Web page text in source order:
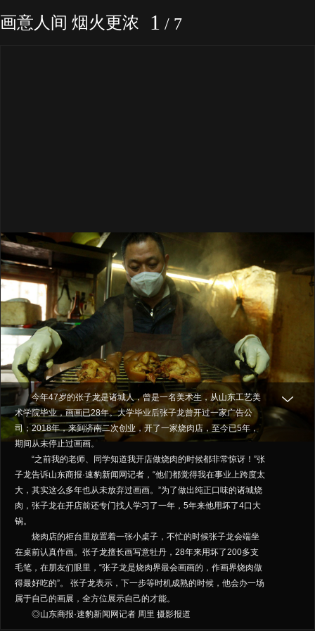
画意人间 烟火更浓 1 / 7
今年47岁的张子龙是诸城人，曾是一名美术生，从山东工艺美
术学院毕业，画画已28年。大学毕业后张子龙曾开过一家广告公
司；2018年，来到济南二次创业，开了一家烧肉店，至今已5年，
期间从未停止过画画。
“之前我的老师、同学知道我开店做烧肉的时候都非常惊讶！”张
子龙告诉山东商报·速豹新闻网记者，“他们都觉得我在事业上跨度太
大，其实这么多年也从未放弃过画画。”为了做出纯正口味的诸城烧
肉，张子龙在开店前还专门找人学习了一年，5年来他用坏了4口大
锅。
烧肉店的柜台里放置着一张小桌子，不忙的时候张子龙会端坐
在桌前认真作画。张子龙擅长画写意牡丹，28年来用坏了200多支
毛笔，在朋友们眼里，“张子龙是烧肉界最会画画的，作画界烧肉做
得最好吃的”。 张子龙表示，下一步等时机成熟的时候，他会办一场
属于自己的画展，全方位展示自己的才能。
◎山东商报·速豹新闻网记者 周里 摄影报道